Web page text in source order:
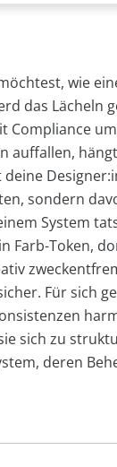
wie
das Lächeln
Compliance
auffallen,
deine
sondern
System
Farb-Token,
Für sich
sich zu
deren